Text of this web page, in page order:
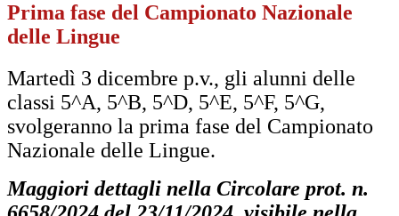
Prima fase del Campionato Nazionale
delle Lingue
Martedì 3 dicembre p.v., gli alunni delle
classi 5^A, 5^B, 5^D, 5^E, 5^F, 5^G,
svolgeranno la prima fase del Campionato
Nazionale delle Lingue.
Maggiori dettagli nella Circolare prot. n.